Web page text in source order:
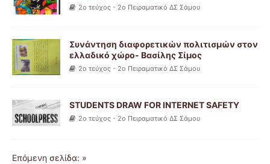
2ο τεύχος - 2ο Πειραματικό ΔΣ Σάμου
Συνάντηση διαφορετικών πολιτισμών στον
ελλαδικό χώρο- Βασίλης Σίμος
2ο τεύχος - 2ο Πειραματικό ΔΣ Σάμου
STUDENTS DRAW FOR INTERNET SAFETY
2ο τεύχος - 2ο Πειραματικό ΔΣ Σάμου
Επόμενη σελίδα: »